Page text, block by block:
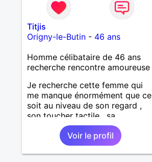
Titjis
Origny-le-Butin- 46 ans
Homme célibataire de 46 ans
recherche rencontre amoureuse
Je recherche cette femme qui
me manque énormément que ce
soit au niveau de son regard ,
son toucher tactile , sa
simplicité , sa douceur bref tout
ces défauts et ses qualités pour
une relation pérenne
Voir le profil